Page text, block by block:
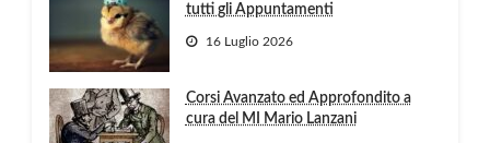
tutti gli Appuntamenti
16 Luglio 2026
Corsi Avanzato ed Approfondito a
cura del MI Mario Lanzani